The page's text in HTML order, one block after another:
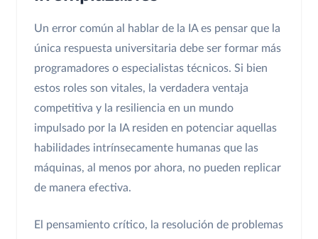
Un error común al hablar de la IA es pensar que la
única respuesta universitaria debe ser formar más
programadores o especialistas técnicos. Si bien
estos roles son vitales, la verdadera ventaja
competitiva y la resiliencia en un mundo
impulsado por la IA residen en potenciar aquellas
habilidades intrínsecamente humanas que las
máquinas, al menos por ahora, no pueden replicar
de manera efectiva.
El pensamiento crítico, la resolución de problemas